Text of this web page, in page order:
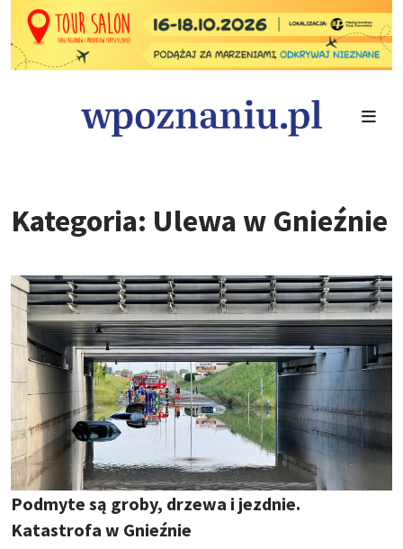
Kategoria: Ulewa w Gnieźnie
Podmyte są groby, drzewa i jezdnie.
Katastrofa w Gnieźnie